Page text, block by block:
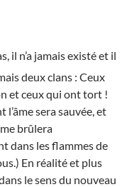
il n’a jamais existé et il
deux clans : Ceux
et ceux qui ont tort !
l’âme sera sauvée, et
brûlera
dans les flammes de
En réalité et plus
le sens du nouveau